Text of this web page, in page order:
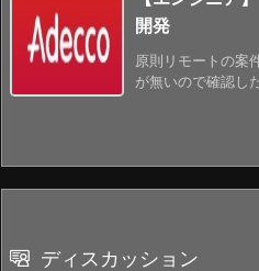
開発
原則リモートの案
が無いので確認し
ディスカッション